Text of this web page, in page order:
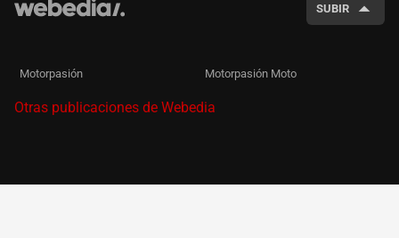
SUBIR
Motorpasión Motorpasión Moto
Otras publicaciones de Webedia